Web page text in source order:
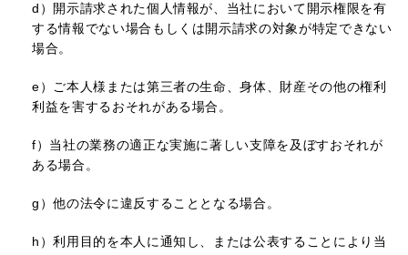
d） 開示請求された個人情報が、当社において開示権限を有
する情報でない場合もしくは開示請求の対象が特定できない
場合。
e）
ご本人様または第三者の生命、身体、財産その他の権利
利益を害するおそれがある場合。
f） 当社の業務の適正な実施に著しい支障を及ぼすおそれが
ある場合。
g）他の法令に違反することとなる場合。
h）利用目的を本人に通知し、または公表することにより当